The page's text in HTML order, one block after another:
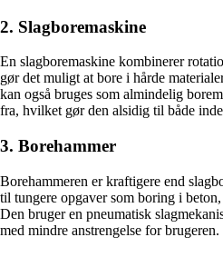
2. Slagboremaskine
En slagboremaskine kombinerer
gør det muligt at bore i hårde
kan også bruges som almindelig
fra, hvilket gør den alsidig til både
3. Borehammer
Borehammeren er kraftigere end
til tungere opgaver som boring i
Den bruger en pneumatisk
med mindre anstrengelse for brugeren.